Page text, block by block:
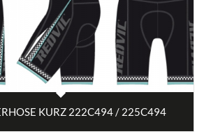
KURZ 222C494 / 225C494